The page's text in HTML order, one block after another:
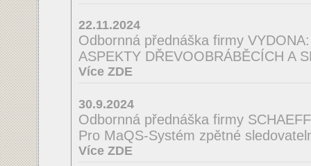
22.11.2024
Odbornná přednáška firmy VYDONA:
ASPEKTY DŘEVOOBRÁBĚCÍCH A
Více ZDE
30.9.2024
Odbornná přednáška firmy
Pro MaQS-Systém zpětné
Více ZDE